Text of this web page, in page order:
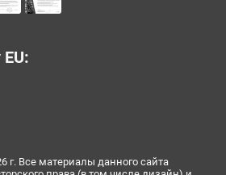
г. Все материалы данного сайта